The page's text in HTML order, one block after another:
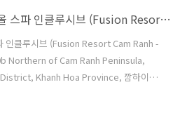
퓨전 리조트 깜라인 - 올 스파 인클루시브 (Fusion Resort Cam Ranh - All Spa Inclusive)/대학교닷컴/베트남호텔/나트랑
인클루시브 (Fusion Resort Cam Ranh -
Northern of Cam Ranh Peninsula,
Khanh Hoa Province, 깜하이동,
트 깜라인 - 올 스파 인클루시브은(는) 나